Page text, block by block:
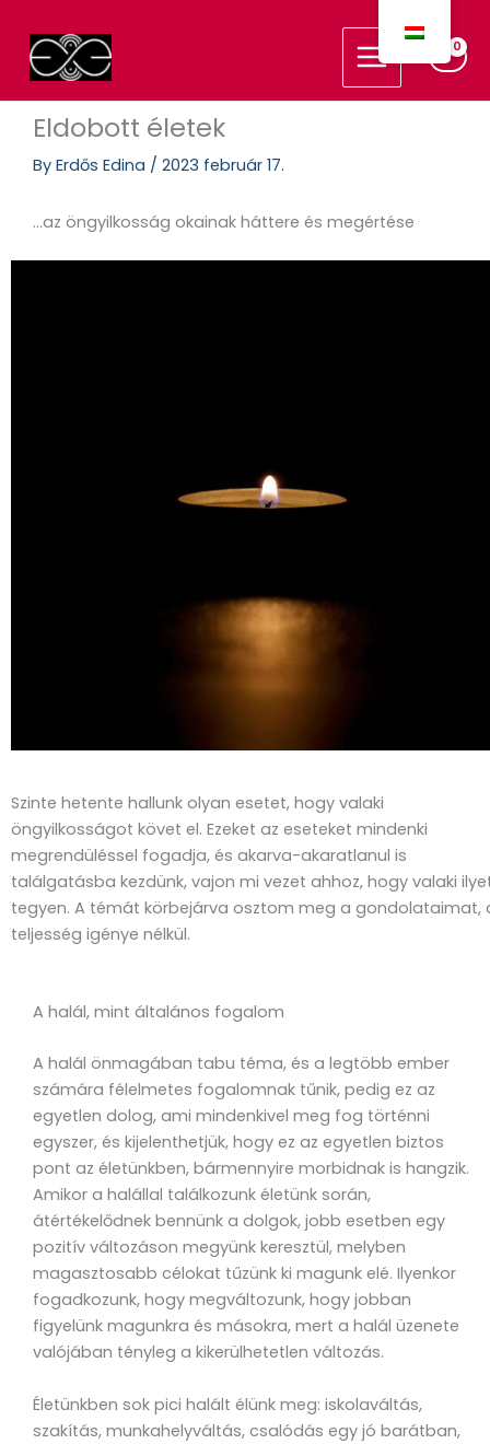
content
Main
Menu
Eldobott életek
By Erdős Edina / 2023 február 17.
…az öngyilkosság okainak háttere és megértése
Szinte hetente hallunk olyan esetet, hogy valaki
öngyilkosságot követ el. Ezeket az eseteket mindenki
megrendüléssel fogadja, és akarva-akaratlanul is
találgatásba kezdünk, vajon mi vezet ahhoz, hogy valaki
tegyen. A témát körbejárva osztom meg a gondolataimat,
teljesség igénye nélkül.
A halál, mint általános fogalom
A halál önmagában tabu téma, és a legtöbb ember
számára félelmetes fogalomnak tűnik, pedig ez az
egyetlen dolog, ami mindenkivel meg fog történni
egyszer, és kijelenthetjük, hogy ez az egyetlen biztos
pont az életünkben, bármennyire morbidnak is hangzik.
Amikor a halállal találkozunk életünk során,
átértékelődnek bennünk a dolgok, jobb esetben egy
pozitív változáson megyünk keresztül, melyben
magasztosabb célokat tűzünk ki magunk elé. Ilyenkor
fogadkozunk, hogy megváltozunk, hogy jobban
figyelünk magunkra és másokra, mert a halál üzenete
valójában tényleg a kikerülhetetlen változás.
Életünkben sok pici halált élünk meg: iskolaváltás,
szakítás, munkahelyváltás, csalódás egy jó barátban,